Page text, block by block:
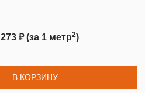
273 ₽(за 1 метр2)
В КОРЗИНУ